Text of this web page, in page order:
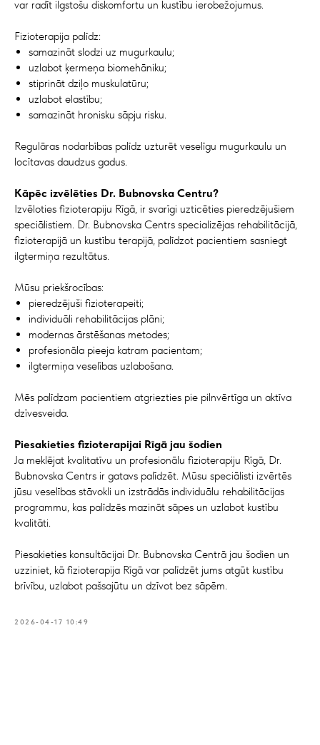
var radīt ilgstošu diskomfortu un kustību ierobežojumus.
Fizioterapija palīdz:
samazināt slodzi uz mugurkaulu;
uzlabot ķermeņa biomehāniku;
stiprināt dziļo muskulatūru;
uzlabot elastību;
samazināt hronisku sāpju risku.
Regulāras nodarbības palīdz uzturēt veselīgu mugurkaulu un
locītavas daudzus gadus.
Kāpēc izvēlēties Dr. Bubnovska Centru?
Izvēloties fizioterapiju Rīgā, ir svarīgi uzticēties pieredzējušiem
speciālistiem. Dr. Bubnovska Centrs specializējas rehabilitācijā,
fizioterapijā un kustību terapijā, palīdzot pacientiem sasniegt
ilgtermiņa rezultātus.
Mūsu priekšrocības:
pieredzējuši fizioterapeiti;
individuāli rehabilitācijas plāni;
modernas ārstēšanas metodes;
profesionāla pieeja katram pacientam;
ilgtermiņa veselības uzlabošana.
Mēs palīdzam pacientiem atgriezties pie pilnvērtīga un aktīva
dzīvesveida.
Piesakieties fizioterapijai Rīgā jau šodien
Ja meklējat kvalitatīvu un profesionālu fizioterapiju Rīgā, Dr.
Bubnovska Centrs ir gatavs palīdzēt. Mūsu speciālisti izvērtēs
jūsu veselības stāvokli un izstrādās individuālu rehabilitācijas
programmu, kas palīdzēs mazināt sāpes un uzlabot kustību
kvalitāti.
Piesakieties konsultācijai Dr. Bubnovska Centrā jau šodien un
uzziniet, kā fizioterapija Rīgā var palīdzēt jums atgūt kustību
brīvību, uzlabot pašsajūtu un dzīvot bez sāpēm.
2026-04-17 10:49